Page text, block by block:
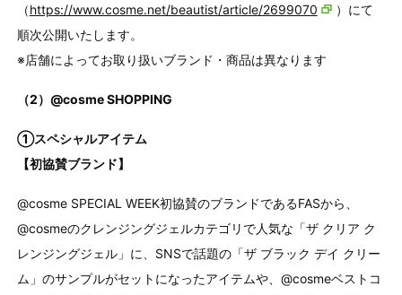
（https://www.cosme.net/beautist/article/2699070
）にて
順次公開いたします。
※店舗によってお取り扱いブランド・商品は異なります
（2）@cosme SHOPPING
①スペシャルアイテム
【初協賛ブランド】
@cosme SPECIAL WEEK初協賛のブランドであるFASから、
@cosmeのクレンジングジェルカテゴリで人気な「ザ クリア ク
レンジングジェル」に、SNSで話題の「ザ ブラック デイ クリー
ム」のサンプルがセットになったアイテムや、@cosmeベストコ